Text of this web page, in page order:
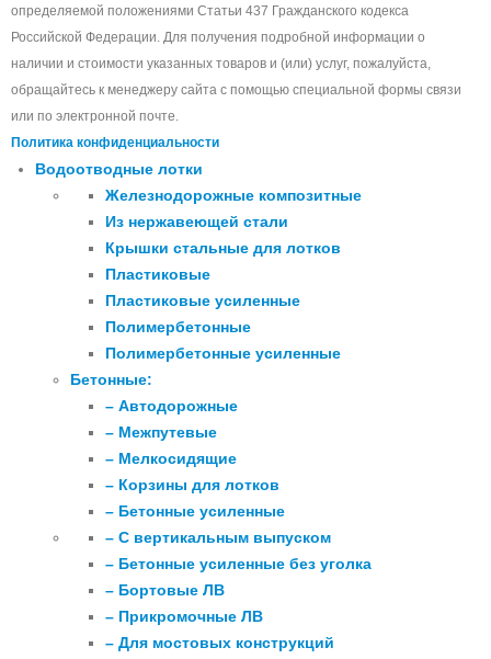
определяемой положениями Статьи 437 Гражданского кодекса
Российской Федерации. Для получения подробной информации о
наличии и стоимости указанных товаров и (или) услуг, пожалуйста,
обращайтесь к менеджеру сайта с помощью специальной формы связи
или по электронной почте.
Политика конфиденциальности
Водоотводные лотки
Железнодорожные композитные
Из нержавеющей стали
Крышки стальные для лотков
Пластиковые
Пластиковые усиленные
Полимербетонные
Полимербетонные усиленные
Бетонные:
– Автодорожные
– Межпутевые
– Мелкосидящие
– Корзины для лотков
– Бетонные усиленные
– С вертикальным выпуском
– Бетонные усиленные без уголка
– Бортовые ЛВ
– Прикромочные ЛВ
– Для мостовых конструкций